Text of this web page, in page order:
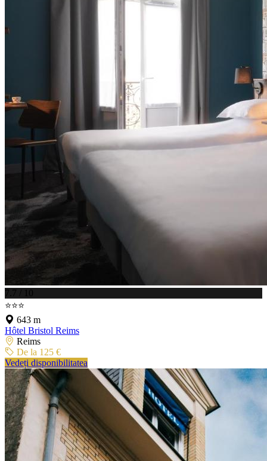
7.7 / 10
⭐⭐⭐
643 m
Hôtel Bristol Reims
Reims
De la 125 €
Vedeți disponibilitatea